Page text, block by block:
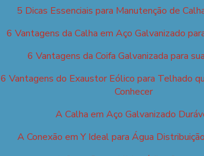
5 Dicas Essenciais para Manutenção de
6 Vantagens da Calha em Aço Galvanizado
6 Vantagens da Coifa Galvanizada para
6 Vantagens do Exaustor Eólico para Telhado
Conhecer
A Calha em Aço Galvanizado
A Conexão em Y Ideal para Água